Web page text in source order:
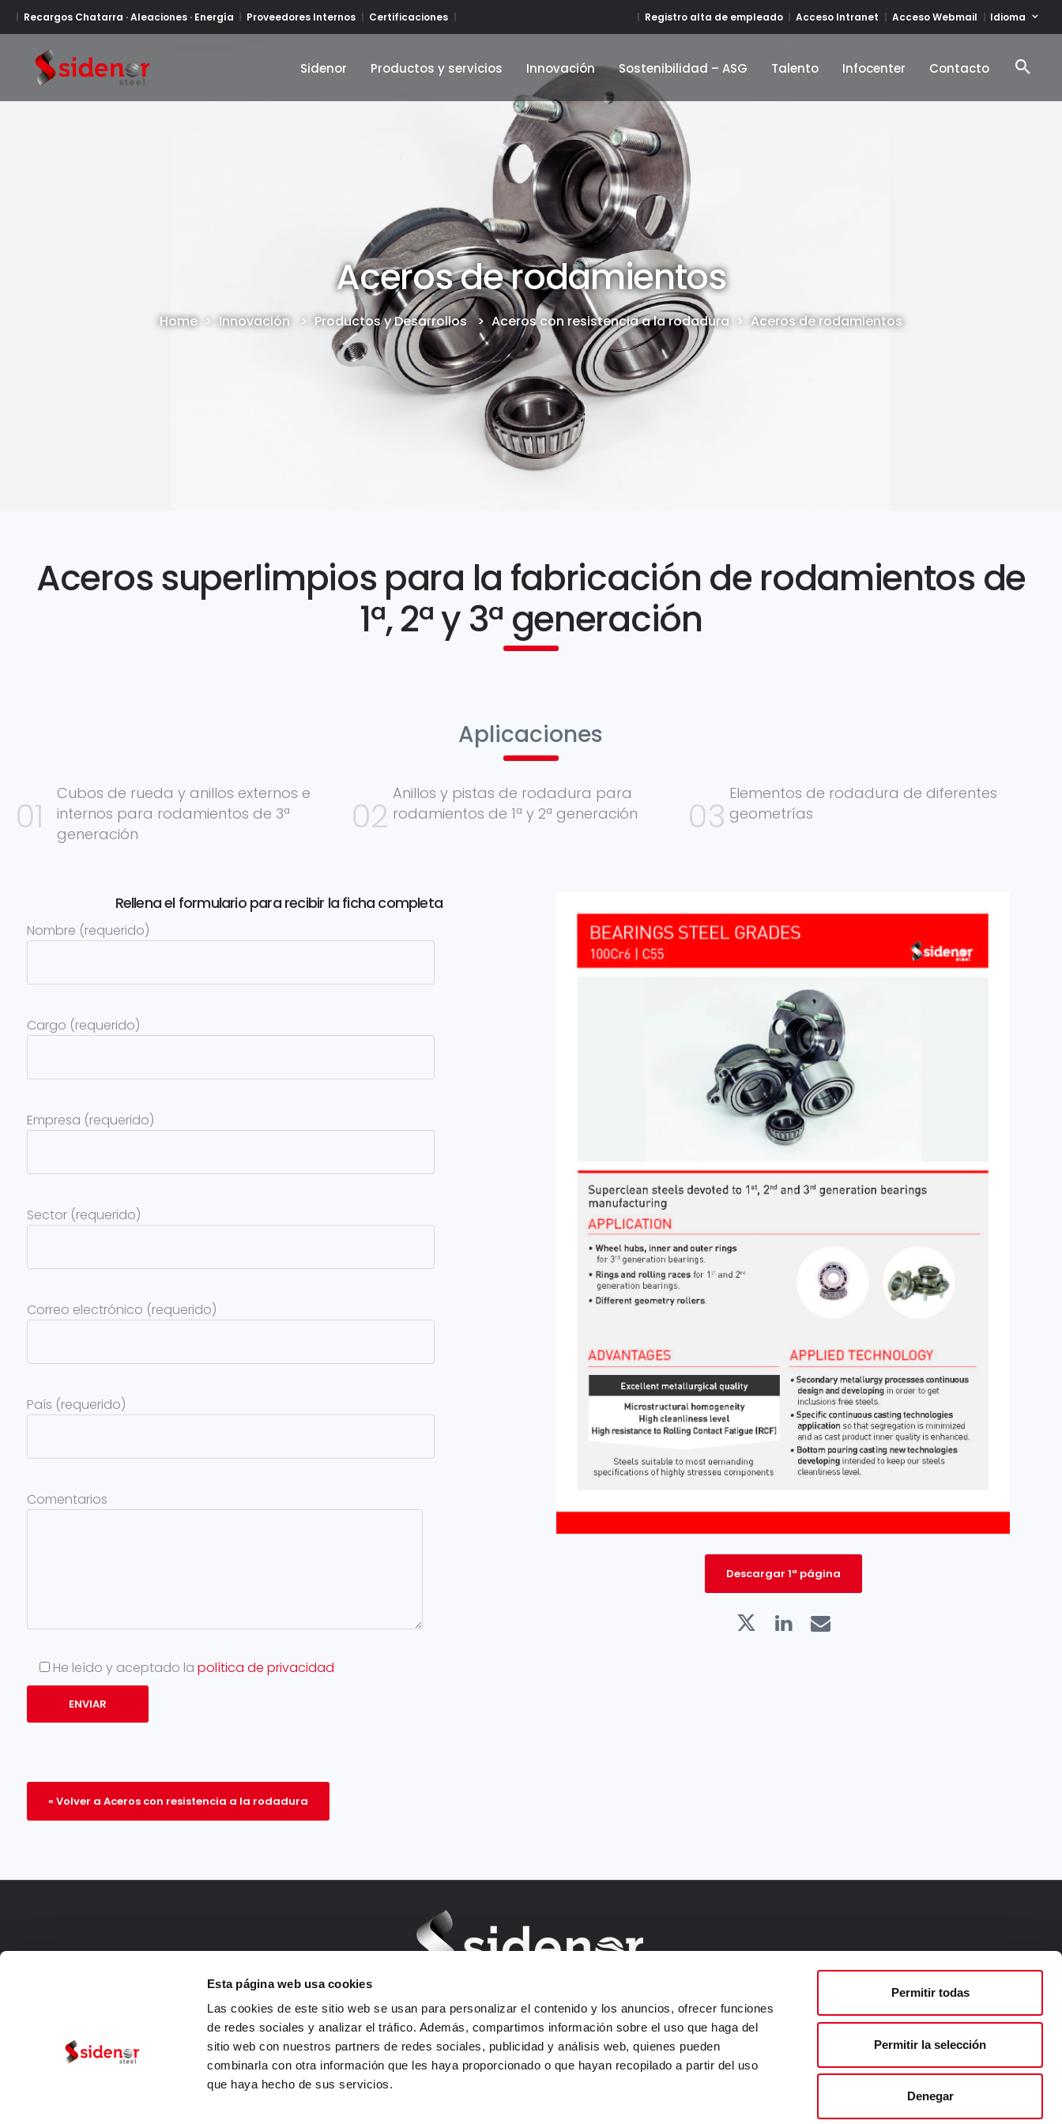
Esta página web usa cookies
Las cookies de este sitio web se usan para personalizar el contenido y los anuncios, ofrecer funciones
de redes sociales y analizar el tráfico. Además, compartimos información sobre el uso que haga del
sitio web con nuestros partners de redes sociales, publicidad y análisis web, quienes pueden
combinarla con otra información que les haya proporcionado o que hayan recopilado a partir del uso
que haya hecho de sus servicios.
Permitir todas
Permitir la selección
Denegar
Recargos Chatarra · Aleaciones · Energía Proveedores Internos Certificaciones Registro alta de empleado Acceso Intranet Acceso Webmail Idioma
Sidenor
Productos y servicios
Innovación
Innovación
Sostenibilidad – ASG
Sostenibilidad – ASG
Talento
Infocenter
Contacto
Aceros de rodamientos
Home > Innovación > Productos y Desarrollos > Aceros con resistencia a la rodadura > Aceros de rodamientos
Aceros superlimpios para la fabricación de rodamientos de
1ª, 2ª y 3ª generación
Aplicaciones
Cubos de rueda y anillos externos e
internos para rodamientos de 3ª
generación
Anillos y pistas de rodadura para
rodamientos de 1ª y 2ª generación
Elementos de rodadura de diferentes
geometrías
Rellena el formulario para recibir la ficha completa
Nombre (requerido)
Cargo (requerido)
Empresa (requerido)
Sector (requerido)
Correo electrónico (requerido)
País (requerido)
Comentarios
He leído y aceptado la política de privacidad
« Volver a Aceros con resistencia a la rodadura
Descargar 1ª página
Barrio Ugarte s/n - 48970 Basauri (Bizkaia)
C.I.F.: B01292903
Email: sidenor-marketing@sidenor.com
Teléfono: +34 94 487 1500